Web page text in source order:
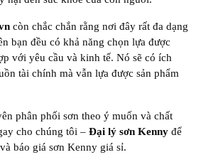
còn chắc chắn rằng nơi đây rất đa dạng
bạn đều có khả năng chọn lựa được
với yêu cầu và kinh tế. Nó sẽ có ích
tài chính mà vẫn lựa được sản phẩm
phân phối sơn theo ý muốn và chất
cho chúng tôi – Đại lý sơn Kenny để
báo giá sơn Kenny giá sỉ.